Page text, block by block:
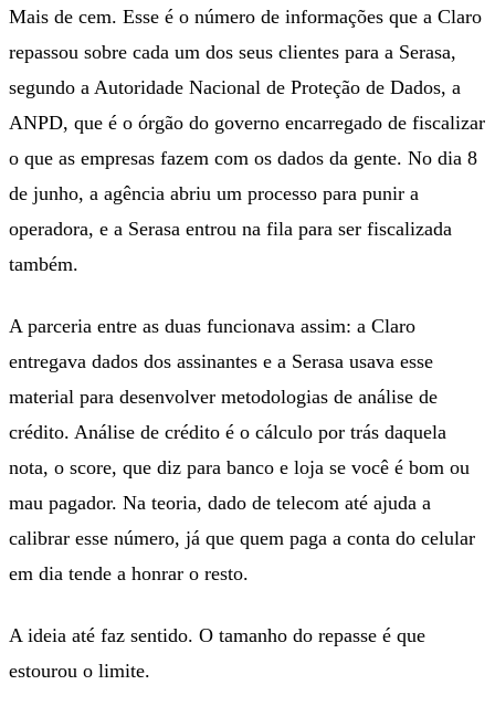
Mais de cem. Esse é o número de informações que a Claro
repassou sobre cada um dos seus clientes para a Serasa,
segundo a Autoridade Nacional de Proteção de Dados, a
ANPD, que é o órgão do governo encarregado de fiscalizar
o que as empresas fazem com os dados da gente. No dia 8
de junho, a agência abriu um processo para punir a
operadora, e a Serasa entrou na fila para ser fiscalizada
também.
A parceria entre as duas funcionava assim: a Claro
entregava dados dos assinantes e a Serasa usava esse
material para desenvolver metodologias de análise de
crédito. Análise de crédito é o cálculo por trás daquela
nota, o score, que diz para banco e loja se você é bom ou
mau pagador. Na teoria, dado de telecom até ajuda a
calibrar esse número, já que quem paga a conta do celular
em dia tende a honrar o resto.
A ideia até faz sentido. O tamanho do repasse é que
estourou o limite.